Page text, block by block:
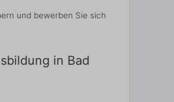
und bewerben Sie sich
in Bad